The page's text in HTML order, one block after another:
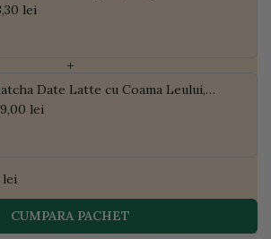
lei
+
Date Latte cu Coama Leului,
de Curmale și Ghimbir, ECO, 300g
lei
lei
CUMPARA PACHET